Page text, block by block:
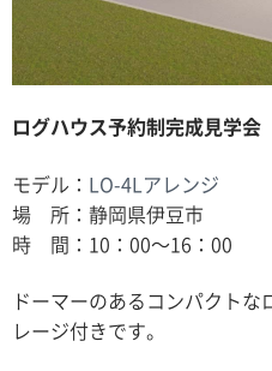
ログハウス予約制完成見学会
モデル： LO-4Lアレンジ
場 所：静岡県伊豆市
時 間：10：00〜16：00
ドーマーのあるコンパクトな
レージ付きです。